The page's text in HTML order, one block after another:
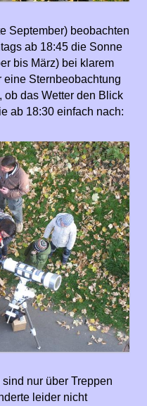
September) beobachten
ab 18:45 die Sonne
bis März) bei klarem
eine Sternbeobachtung
ob das Wetter den Blick
ab 18:30 einfach nach:
nur über Treppen
leider nicht